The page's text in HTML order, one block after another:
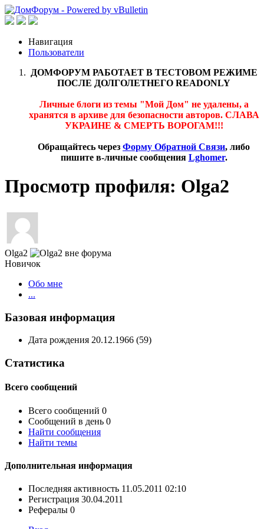
Навигация
Пользователи
ДОМФОРУМ РАБОТАЕТ В ТЕСТОВОМ РЕЖИМЕ
ПОСЛЕ ДОЛГОЛЕТНЕГО READONLY
Личные блоги из темы "Мой Дом" не удалены, а
хранятся в архиве для безопасности авторов. СЛАВА
УКРАИНЕ & СМЕРТЬ ВОРОГАМ!!!
Обращайтесь через Форму Обратной Связи, либо
пишите в-личные сообщения Lghomer.
Просмотр профиля: Olga2
Olga2
Новичок
Обо мне
...
Базовая информация
Дата рождения 20.12.1966 (59)
Статистика
Всего сообщений
Всего сообщений 0
Сообщений в день 0
Найти сообщения
Найти темы
Дополнительная информация
Последняя активность 11.05.2011 02:10
Регистрация 30.04.2011
Рефералы 0